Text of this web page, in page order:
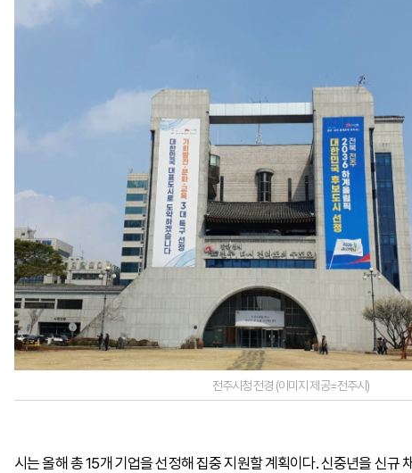
전주시청 전경 (이미지 제공=전주시)
시는 올해 총 15개 기업을 선정해 집중 지원할 계획이다. 신중년을 신규